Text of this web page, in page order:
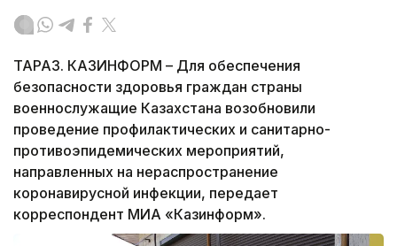
ТАРАЗ. КАЗИНФОРМ – Для обеспечения
безопасности здоровья граждан страны
военнослужащие Казахстана возобновили
проведение профилактических и санитарно-
противоэпидемических мероприятий,
направленных на нераспространение
коронавирусной инфекции, передает
корреспондент МИА «Казинформ».